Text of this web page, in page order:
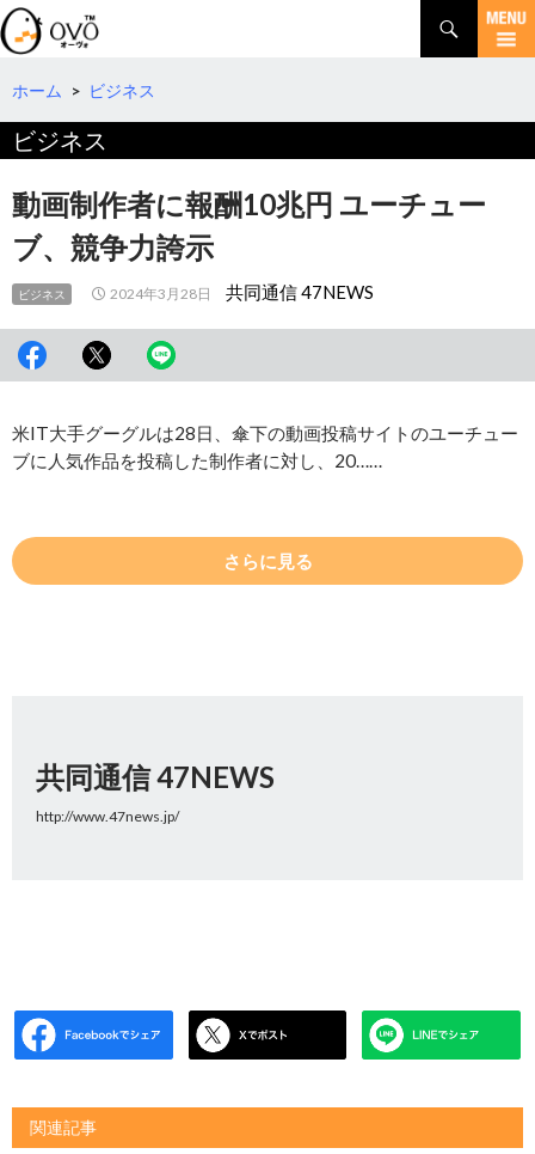
検
索
コ
テ
へ
移
動
ホーム > ビジネス
ビジネス
動画制作者に報酬10兆円 ユーチュー
ブ、競争力誇示
ビジネス 2024年3月28日 共同通信 47NEWS
米IT大手グーグルは28日、傘下の動画投稿サイトのユーチュー
ブに人気作品を投稿した制作者に対し、20……
さらに見る
共同通信 47NEWS
http://www.47news.jp/
関連記事